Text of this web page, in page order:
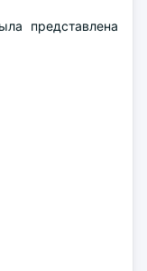
представлена